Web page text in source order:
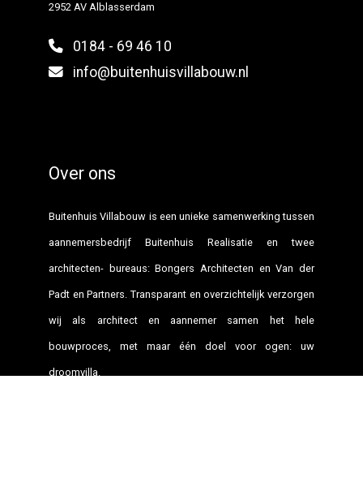
2952 AV Alblasserdam
0184 - 69 46 10
info@buitenhuisvillabouw.nl
Over ons
Buitenhuis Villabouw is een unieke samenwerking tussen
aannemersbedrijf Buitenhuis Realisatie en twee
architecten- bureaus: Bongers Architecten en Van der
Padt en Partners. Transparant en overzichtelijk verzorgen
wij als architect en aannemer samen het hele
bouwproces, met maar één doel voor ogen: uw
droomvilla.